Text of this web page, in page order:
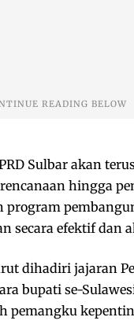
Sulbar akan
hingga
program
secara efektif dan
dihadiri jajaran
bupati se-
pemangku